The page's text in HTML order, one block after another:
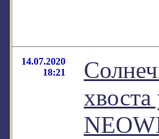
14.07.2020
18:21